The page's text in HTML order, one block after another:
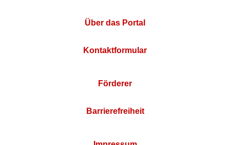
Über das Portal
Kontaktformular
Förderer
Barrierefreiheit